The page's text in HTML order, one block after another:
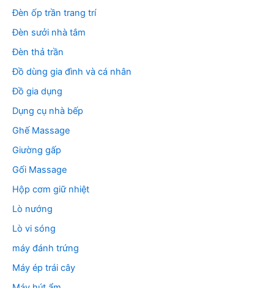
Đèn ốp trần trang trí
Đèn sưởi nhà tắm
Đèn thả trần
Đồ dùng gia đình và cá nhân
Đồ gia dụng
Dụng cụ nhà bếp
Ghế Massage
Giường gấp
Gối Massage
Hộp cơm giữ nhiệt
Lò nướng
Lò vi sóng
máy đánh trứng
Máy ép trái cây